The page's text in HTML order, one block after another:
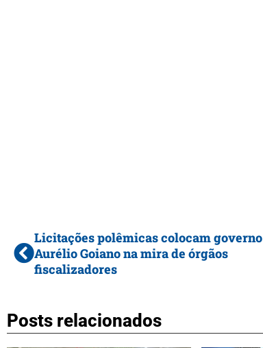
Licitações polêmicas colocam governo
Aurélio Goiano na mira de órgãos
fiscalizadores
Posts relacionados